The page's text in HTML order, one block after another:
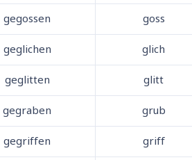
goss
gegossen
glich
geglichen
glitt
geglitten
grub
gegraben
griff
gegriffen